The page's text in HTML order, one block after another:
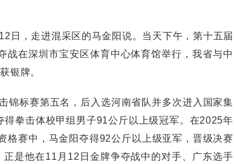
，走进混采区的马金阳说。当天下午，第十五届
在深圳市宝安区体育中心体育馆举行，我省与中
银牌。
标赛第五名，后入选河南省队并多次进入国家集
拳击体校甲组男子91公斤以上级冠军。在2025年
格赛中，马金阳夺得92公斤以上级亚军，晋级决赛
是他在11月12日金牌争夺战中的对手、广东选手